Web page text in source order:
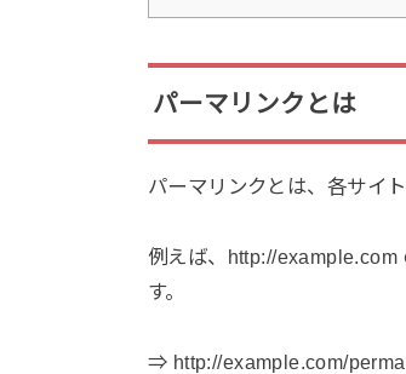
パーマリンクとは
パーマリンクとは、各サイ
例えば、http://example.com
す。
⇒ http://example.com/